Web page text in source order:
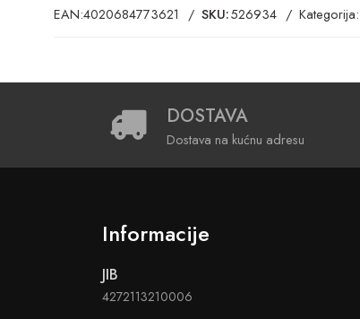
EAN:4020684773621 SKU:526934 Kategorija:
DOSTAVA
Dostava na kućnu adresu
Informacije
JIB
4272113210006